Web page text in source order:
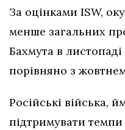
За оцінками ISW,
менше загальних
Бахмута в листопаді
порівняно з
Російські війська,
підтримувати